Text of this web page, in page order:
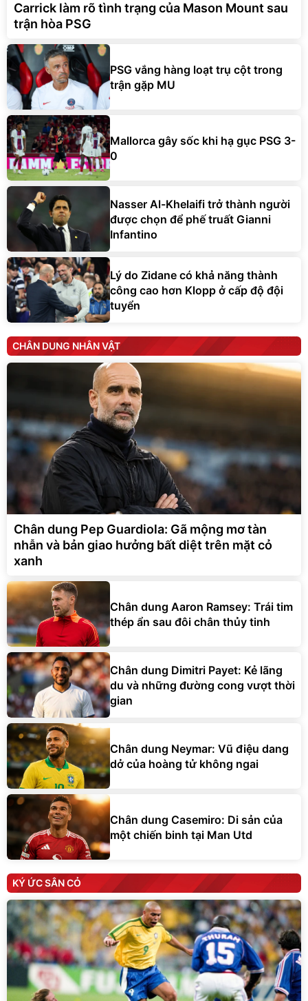
Carrick làm rõ tình trạng của Mason Mount sau
trận hòa PSG
PSG vắng hàng loạt trụ cột trong
trận gặp MU
Mallorca gây sốc khi hạ gục PSG 3-
0
Nasser Al-Khelaifi trở thành người
được chọn để phế truất Gianni
Infantino
Lý do Zidane có khả năng thành
công cao hơn Klopp ở cấp độ đội
tuyển
CHÂN DUNG NHÂN VẬT
Chân dung Pep Guardiola: Gã mộng mơ tàn
nhẫn và bản giao hưởng bất diệt trên mặt cỏ
xanh
Chân dung Aaron Ramsey: Trái tim
thép ẩn sau đôi chân thủy tinh
Chân dung Dimitri Payet: Kẻ lãng
du và những đường cong vượt thời
gian
Chân dung Neymar: Vũ điệu dang
dở của hoàng tử không ngai
Chân dung Casemiro: Di sản của
một chiến binh tại Man Utd
KÝ ỨC SÂN CỎ